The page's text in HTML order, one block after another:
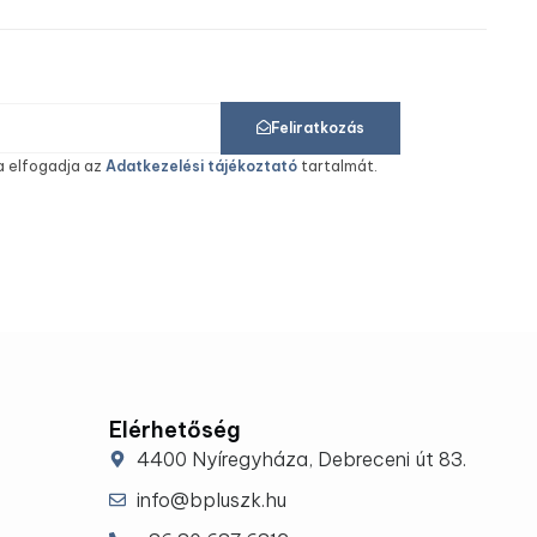
Feliratkozás
elfogadja az Adatkezelési tájékoztató tartalmát.
Elérhetőség
4400 Nyíregyháza, Debreceni út 83.
info@bpluszk.hu